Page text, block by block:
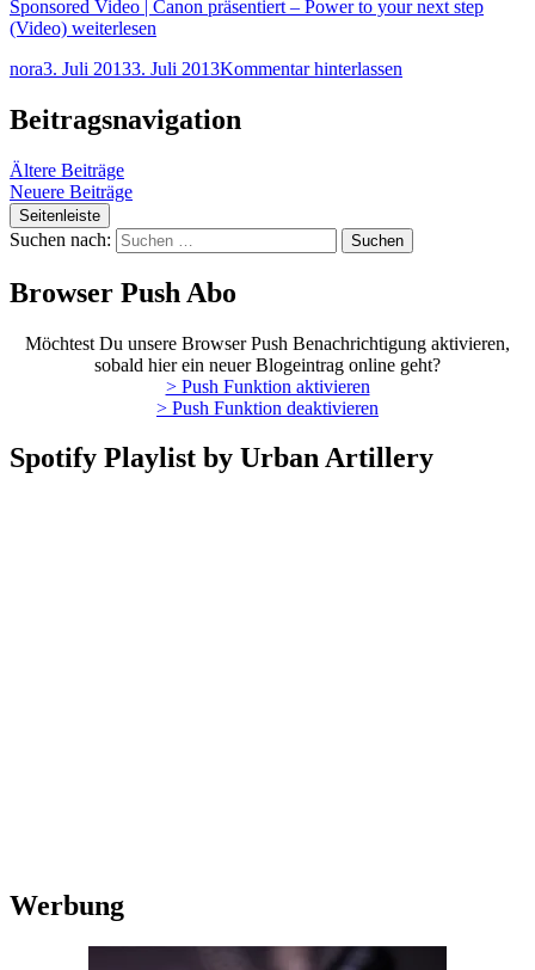
Sponsored Video | Canon präsentiert – Power to your next step
(Video) weiterlesen
nora3. Juli 20133. Juli 2013Kommentar hinterlassen
Beitragsnavigation
Ältere Beiträge
Neuere Beiträge
Seitenleiste
Suchen nach:
Browser Push Abo
Möchtest Du unsere Browser Push Benachrichtigung aktivieren,
sobald hier ein neuer Blogeintrag online geht?
> Push Funktion aktivieren
> Push Funktion deaktivieren
Spotify Playlist by Urban Artillery
Werbung